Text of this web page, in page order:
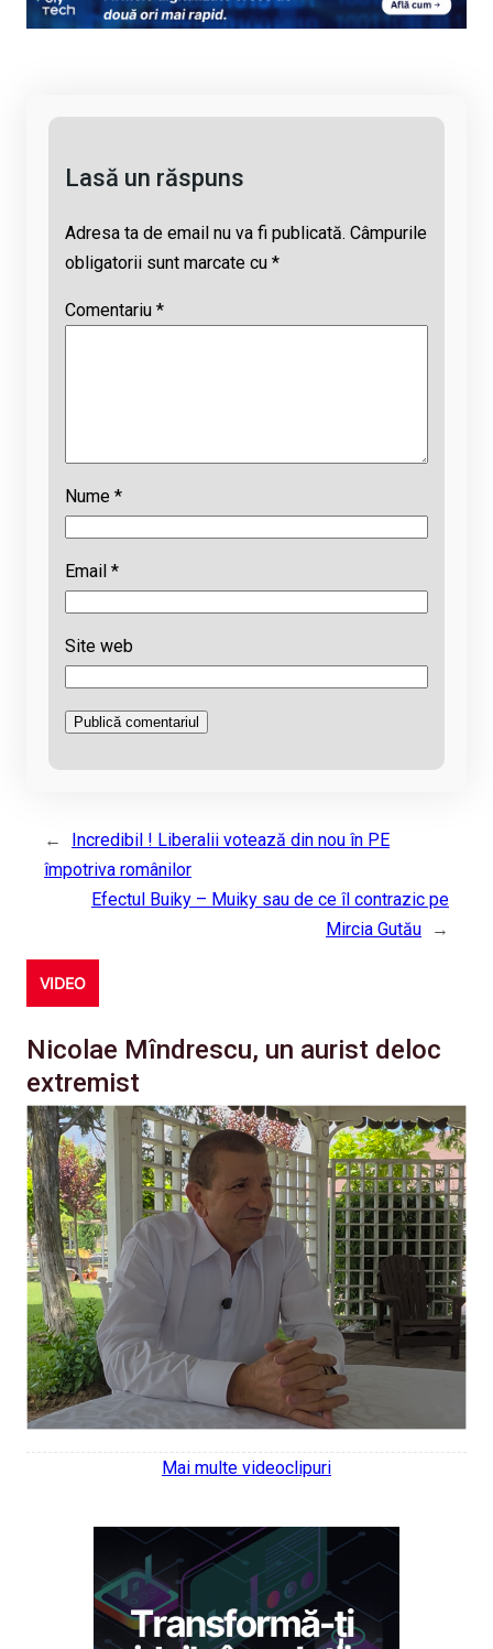
Li b
s
a
Lasă un răspuns
Adresa ta de email nu va fi publicată. Câmpurile
obligatorii sunt marcate cu *
Comentariu *
Nume *
Email *
Site web
←
Incredibil ! Liberalii votează din nou în PE
împotriva românilor
Efectul Buiky – Muiky sau de ce îl contrazic pe
Mircia Gutău
→
VIDEO
Nicolae Mîndrescu, un aurist deloc
extremist
Mai multe videoclipuri